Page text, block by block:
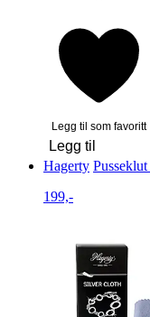
Legg til som favoritt
Legg til
Hagerty
199,-